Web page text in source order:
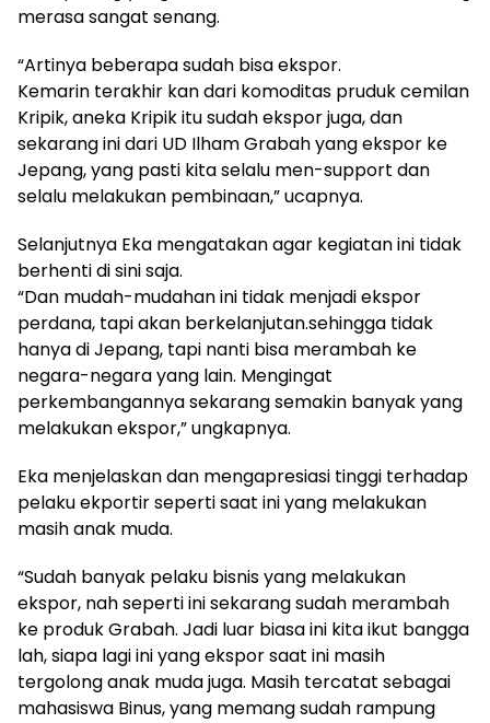
merasa sangat senang.
“Artinya beberapa sudah bisa ekspor.
Kemarin terakhir kan dari komoditas pruduk cemilan
Kripik, aneka Kripik itu sudah ekspor juga, dan
sekarang ini dari UD Ilham Grabah yang ekspor ke
Jepang, yang pasti kita selalu men-support dan
selalu melakukan pembinaan,” ucapnya.
Selanjutnya Eka mengatakan agar kegiatan ini tidak
berhenti di sini saja.
“Dan mudah-mudahan ini tidak menjadi ekspor
perdana, tapi akan berkelanjutan.sehingga tidak
hanya di Jepang, tapi nanti bisa merambah ke
negara-negara yang lain. Mengingat
perkembangannya sekarang semakin banyak yang
melakukan ekspor,” ungkapnya.
Eka menjelaskan dan mengapresiasi tinggi terhadap
pelaku ekportir seperti saat ini yang melakukan
masih anak muda.
“Sudah banyak pelaku bisnis yang melakukan
ekspor, nah seperti ini sekarang sudah merambah
ke produk Grabah. Jadi luar biasa ini kita ikut bangga
lah, siapa lagi ini yang ekspor saat ini masih
tergolong anak muda juga. Masih tercatat sebagai
mahasiswa Binus, yang memang sudah rampung